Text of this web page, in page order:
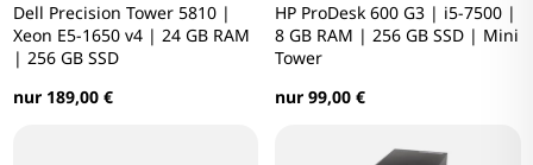
Dell Precision Tower 5810 |
Xeon E5-1650 v4 | 24 GB RAM
| 256 GB SSD
nur 189,00 €
HP ProDesk 600 G3 | i5-7500 |
8 GB RAM | 256 GB SSD | Mini
Tower
nur 99,00 €